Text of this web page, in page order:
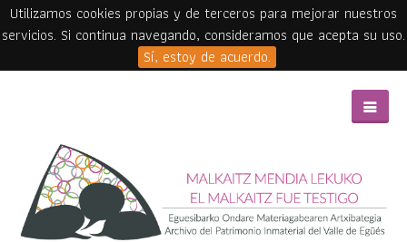
Utilizamos cookies propias y de terceros para mejorar nuestros
servicios. Si continua navegando, consideramos que acepta su uso.
Sí, estoy de acuerdo.